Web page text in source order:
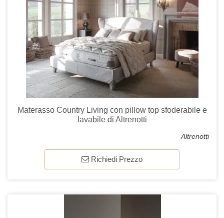
Materasso Country Living con pillow top sfoderabile e
lavabile di Altrenotti
Altrenotti
Richiedi Prezzo